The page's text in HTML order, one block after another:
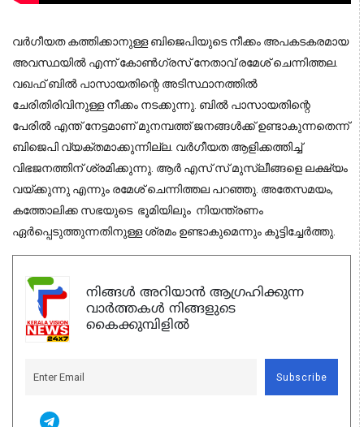
വർഗീയത കത്തിക്കാനുള്ള ബിജെപിയുടെ നീക്കം അപകടകരമായ
അവസ്ഥയിൽ എന്ന് കോൺഗ്രസ് നേതാവ് രമേശ്‌ ചെന്നിത്തല.
വഖഫ് ബിൽ പാസായതിന്റെ അടിസ്ഥാനത്തിൽ
ചേരിതിരിവിനുള്ള നീക്കം നടക്കുന്നു. ബിൽ പാസായതിന്റെ
പേരിൽ എന്ത് നേട്ടമാണ് മുനമ്പത്ത് ജനങ്ങൾക്ക് ഉണ്ടാകുന്നതെന്ന്
ബിജെപി വ്യക്തമാക്കുന്നില്ല. വർഗീയത ആളിക്കത്തിച്ച്
വിഭജനത്തിന് ശ്രമിക്കുന്നു. ആർ എസ് സ് മുസ്ലീങ്ങളെ ലക്ഷ്യം
വയ്ക്കുന്നു എന്നും രമേശ്‌ ചെന്നിത്തല പറഞ്ഞു. അതേസമയം,
കത്തോലിക്ക സഭയുടെ ഭൂമിയിലും നിയന്ത്രണം
ഏർപ്പെടുത്തുന്നതിനുള്ള ശ്രമം ഉണ്ടാകുമെന്നും കൂട്ടിച്ചേർത്തു.
നിങ്ങൾ അറിയാൻ ആഗ്രഹിക്കുന്ന
വാർത്തകൾ നിങ്ങളുടെ
കൈക്കുമ്പിളിൽ
Subscribe